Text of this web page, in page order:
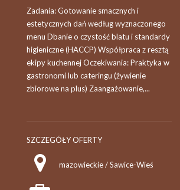
Zadania: Gotowanie smacznych i
estetycznych dań według wyznaczonego
menu Dbanie o czystość blatu i standardy
higieniczne (HACCP) Współpraca z resztą
ekipy kuchennej Oczekiwania: Praktyka w
gastronomi lub cateringu (żywienie
zbiorowe na plus) Zaangażowanie,...
SZCZEGÓŁY OFERTY
mazowieckie / Sawice-Wieś